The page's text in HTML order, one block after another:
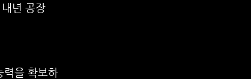
년 공장
력을 확보하